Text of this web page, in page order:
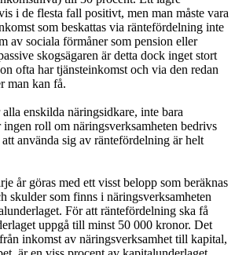
i de flesta fall positivt, men man måste vara
som beskattas via räntefördelning inte
av sociala förmåner som pension eller
skogsägaren är detta dock inget stort
ofta har tjänsteinkomst och via den redan
man kan få.
enskilda näringsidkare, inte bara
ingen roll om näringsverksamheten bedrivs
använda sig av räntefördelning är helt
år göras med ett visst belopp som beräknas
skulder som finns i näringsverksamheten
För att räntefördelning ska få
uppgå till minst 50 000 kronor. Det
inkomst av näringsverksamhet till kapital,